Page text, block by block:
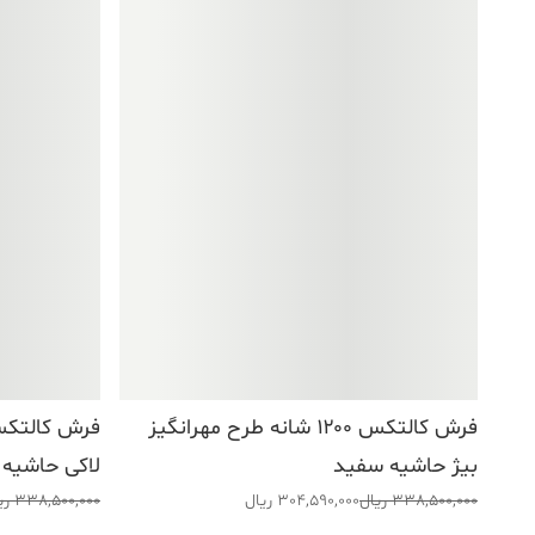
فرش کالتکس ۱۲۰۰ شانه طرح مهرانگیز
بیژ حاشیه سفید
338,500,000 ریال
قیمت
304,590,000 ریال
قیمت
لاکی
338,500,000
قیمت
قیمت